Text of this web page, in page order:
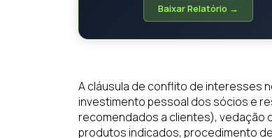
Baixar Relatório →
A cláusula de conflito de interesses
investimento pessoal dos sócios e
recomendados a clientes), vedação
produtos indicados, procedimento